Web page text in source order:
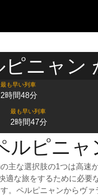
ピニャン
最も早い列車
2時間48分
最も早い列車
2時間47分
ルピニャ
主な選択肢の1つは高
適な旅をするために必
。ペルピニャンからヴ